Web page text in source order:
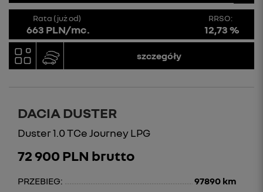
Rata (już od)
663 PLN/mc.
RRSO:
12,73 %
szczegóły
DACIA DUSTER
Duster 1.0 TCe Journey LPG
72 900 PLN brutto
PRZEBIEG:
97890 km